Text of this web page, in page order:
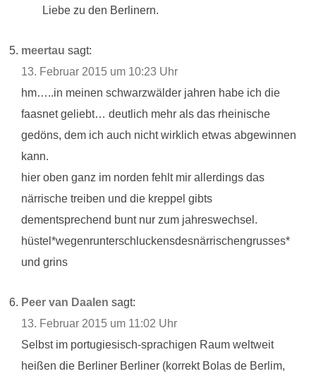
Liebe zu den Berlinern.
meertau sagt:
13. Februar 2015 um 10:23 Uhr
hm…..in meinen schwarzwälder jahren habe ich die
faasnet geliebt… deutlich mehr als das rheinische
gedöns, dem ich auch nicht wirklich etwas abgewinnen
kann.
hier oben ganz im norden fehlt mir allerdings das
närrische treiben und die kreppel gibts
dementsprechend bunt nur zum jahreswechsel.
hüstel*wegenrunterschluckensdesnärrischengrusses*
und grins
Peer van Daalen sagt:
13. Februar 2015 um 11:02 Uhr
Selbst im portugiesisch-sprachigen Raum weltweit
heißen die Berliner Berliner (korrekt Bolas de Berlim,